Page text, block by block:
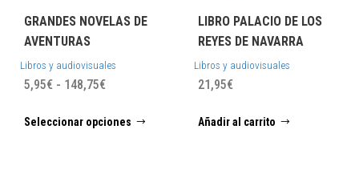
GRANDES NOVELAS DE
AVENTURAS
Libros y audiovisuales
5,95€ - 148,75€Rango
precios:
Seleccionar opciones
producto
LIBRO PALACIO DE LOS
REYES DE NAVARRA
Libros y audiovisuales
21,95€
Añadir al carrito